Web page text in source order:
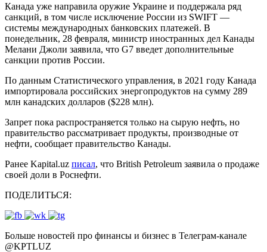
Канада уже направила оружие Украине и поддержала ряд
санкций, в том числе исключение России из SWIFT —
системы международных банковских платежей. В
понедельник, 28 февраля, министр иностранных дел Канады
Мелани Джоли заявила, что G7 введет дополнительные
санкции против России.
По данным Статистического управления, в 2021 году Канада
импортировала российских энергопродуктов на сумму 289
млн канадских долларов ($228 млн).
Запрет пока распространяется только на сырую нефть, но
правительство рассматривает продукты, производные от
нефти, сообщает правительство Канады.
Ранее Kapital.uz писал, что British Petroleum заявила о продаже
своей доли в Роснефти.
ПОДЕЛИТЬСЯ:
Больше новостей про финансы и бизнес в Телеграм-канале
@KPTLUZ